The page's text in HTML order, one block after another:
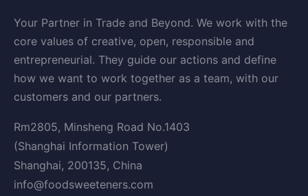
Your Partner in Trade and Beyond. We work with the
core values of creative, open, responsible and
entrepreneurial. They guide our actions and define
how we want to work together as a team, with our
customers and our partners.
Rm2805, Minsheng Road No.1403
(Shanghai Information Tower)
Shanghai, 200135, China
info@foodsweeteners.com